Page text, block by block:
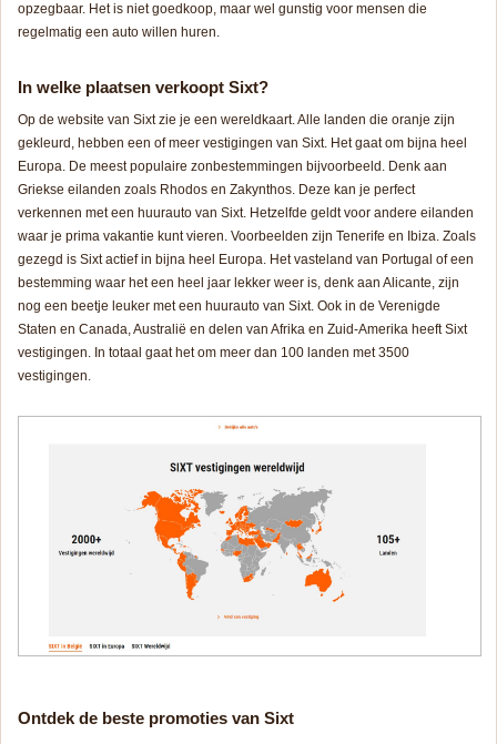
opzegbaar. Het is niet goedkoop, maar wel gunstig voor mensen die
regelmatig een auto willen huren.
In welke plaatsen verkoopt Sixt?
Op de website van Sixt zie je een wereldkaart. Alle landen die oranje zijn
gekleurd, hebben een of meer vestigingen van Sixt. Het gaat om bijna heel
Europa. De meest populaire zonbestemmingen bijvoorbeeld. Denk aan
Griekse eilanden zoals Rhodos en Zakynthos. Deze kan je perfect
verkennen met een huurauto van Sixt. Hetzelfde geldt voor andere eilanden
waar je prima vakantie kunt vieren. Voorbeelden zijn Tenerife en Ibiza. Zoals
gezegd is Sixt actief in bijna heel Europa. Het vasteland van Portugal of een
bestemming waar het een heel jaar lekker weer is, denk aan Alicante, zijn
nog een beetje leuker met een huurauto van Sixt. Ook in de Verenigde
Staten en Canada, Australië en delen van Afrika en Zuid-Amerika heeft Sixt
vestigingen. In totaal gaat het om meer dan 100 landen met 3500
vestigingen.
Ontdek de beste promoties van Sixt